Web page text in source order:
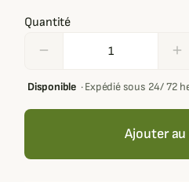
Quantité
remove add
Disponible·Expédié sous 24/ 72
Ajouter